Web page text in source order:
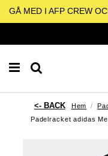
GÅ MED I AFP CREW
Hem
Padelracket adidas